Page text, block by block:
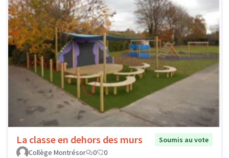
La classe en dehors des murs
Soumis au vote
Collège Montrésor
0 0